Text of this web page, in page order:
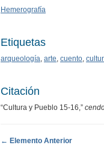
Hemerografía
Etiquetas
arqueología arte cuento
Citación
“Cultura y Pueblo 15-16,”
← Elemento Anterior